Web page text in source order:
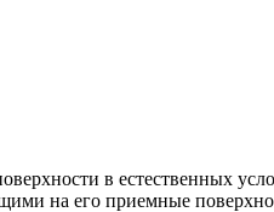
в естественных
на его приемные